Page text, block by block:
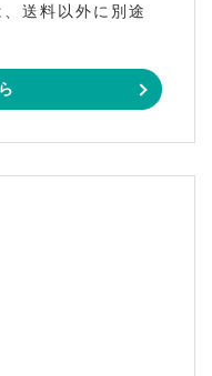
送料以外に別途